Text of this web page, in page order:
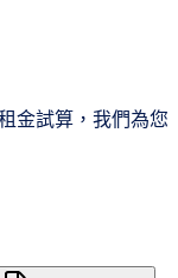
金試算，我們為您